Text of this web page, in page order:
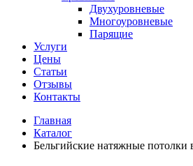
Двухуровневые
Многоуровневые
Парящие
Услуги
Цены
Статьи
Отзывы
Контакты
Главная
Каталог
Бельгийские натяжные потолки